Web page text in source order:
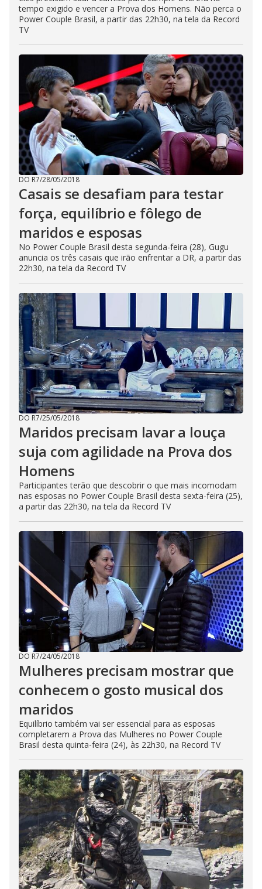
tempo exigido e vencer a Prova dos Homens. Não perca o
Power Couple Brasil, a partir das 22h30, na tela da Record
TV
DO R7/28/05/2018
Casais se desafiam para testar
força, equilíbrio e fôlego de
maridos e esposas
No Power Couple Brasil desta segunda-feira (28), Gugu
anuncia os três casais que irão enfrentar a DR, a partir das
22h30, na tela da Record TV
DO R7/25/05/2018
Maridos precisam lavar a louça
suja com agilidade na Prova dos
Homens
Participantes terão que descobrir o que mais incomodam
nas esposas no Power Couple Brasil desta sexta-feira (25),
a partir das 22h30, na tela da Record TV
DO R7/24/05/2018
Mulheres precisam mostrar que
conhecem o gosto musical dos
maridos
Equilíbrio também vai ser essencial para as esposas
completarem a Prova das Mulheres no Power Couple
Brasil desta quinta-feira (24), às 22h30, na Record TV